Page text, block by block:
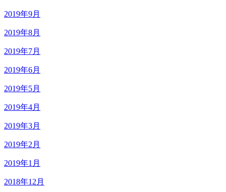
2019年9月
2019年8月
2019年7月
2019年6月
2019年5月
2019年4月
2019年3月
2019年2月
2019年1月
2018年12月